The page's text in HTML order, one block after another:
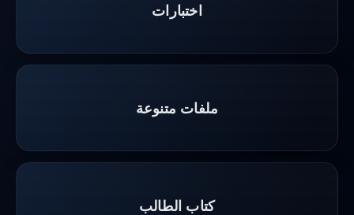
اختبارات
ملفات متنوعة
كتاب الطالب